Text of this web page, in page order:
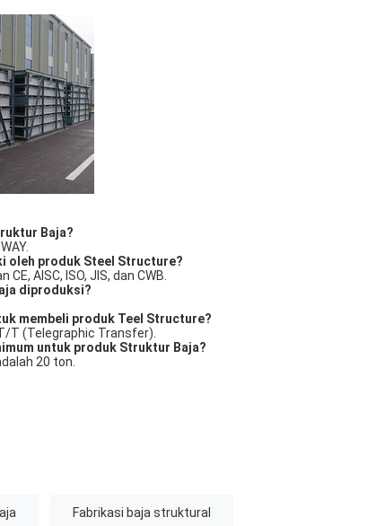
Baja?
oleh produk Steel Structure?
AISC, ISO, JIS, dan CWB.
diproduksi?
membeli produk Teel Structure?
T (Telegraphic Transfer).
untuk produk Struktur Baja?
20 ton.
Fabrikasi baja struktural